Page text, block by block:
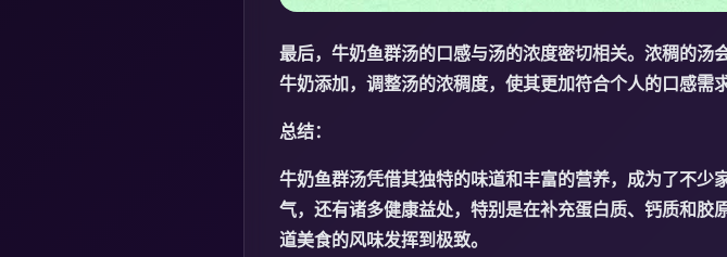
最后，牛奶鱼群汤的口感与汤的浓度密切相关。浓稠的
牛奶添加，调整汤的浓稠度，使其更加符合个人的口感需求
总结：
牛奶鱼群汤凭借其独特的味道和丰富的营养，成为了不
气，还有诸多健康益处，特别是在补充蛋白质、钙质和
道美食的风味发挥到极致。